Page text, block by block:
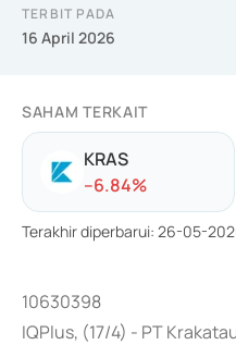
TERBIT PADA
16 April 2026
SAHAM TERKAIT
KRAS
--6.84%
Terakhir diperbarui: 26-05-
10630398
IQPlus, (17/4) - PT